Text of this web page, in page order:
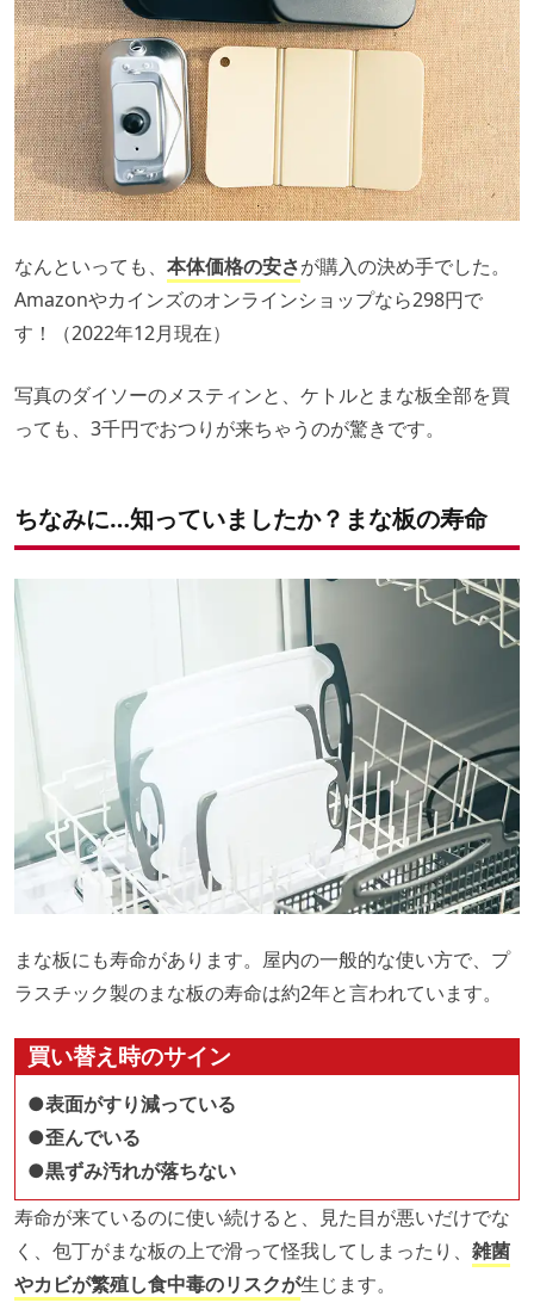
なんといっても、 本体価格の安さが購入の決め手でした。
Amazonやカインズのオンラインショップなら298円で
す！（2022年12月現在）
写真のダイソーのメスティンと、ケトルとまな板全部を買
っても、3千円でおつりが来ちゃうのが驚きです。
ちなみに…知っていましたか？まな板の寿命
まな板にも寿命があります。屋内の一般的な使い方で、プ
ラスチック製のまな板の寿命は約2年と言われています。
買い替え時のサイン
●表面がすり減っている
●歪んでいる
●黒ずみ汚れが落ちない
寿命が来ているのに使い続けると、見た目が悪いだけでな
く、包丁がまな板の上で滑って怪我してしまったり、 雑菌
やカビが繁殖し食中毒のリスクが生じます。